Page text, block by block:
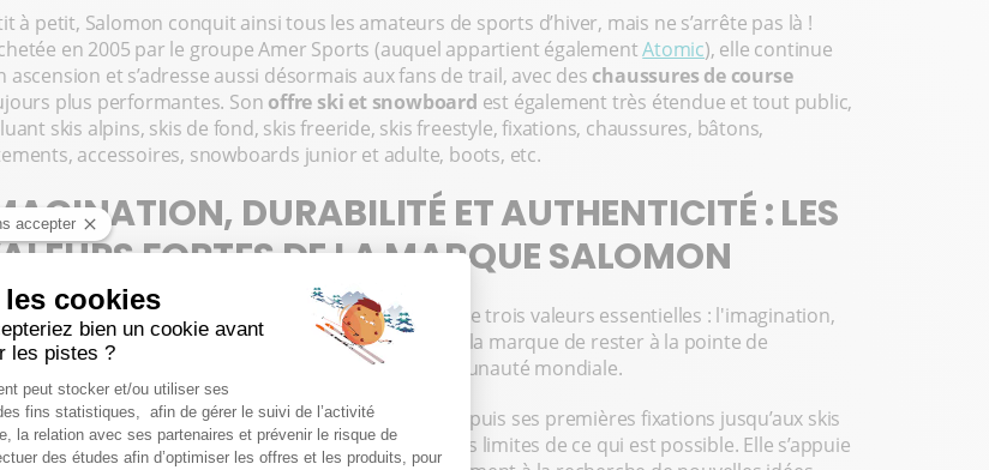
à petit, Salomon conquit ainsi tous les amateurs de sports d’hiver, mais ne s’arrête pas là !
en 2005 par le groupe Amer Sports (auquel appartient égalementAtomic), elle continue
ascension et s’adresse aussi désormais aux fans de trail, avec des chaussures de course
plus performantes. Son offre ski et snowboard est également très étendue et tout public,
skis alpins, skis de fond, skis freeride, skis freestyle, fixations, chaussures, bâtons,
accessoires, snowboards junior et adulte, boots, etc.
DURABILITÉ ET AUTHENTICITÉ : LES
FORTES DE LA MARQUE SALOMON
ses débuts, Salomon a bâti son identité autour de trois valeurs essentielles : l'imagination,
et l'authenticité. Ces principes ont permis à la marque de rester à la pointe de
tout en respectant les attentes de sa communauté mondiale.
est au cœur de l’approche de Salomon. Depuis ses premières fixations jusqu’aux skis
la marque a toujours cherché à repousser les limites de ce qui est possible. Elle s’appuie